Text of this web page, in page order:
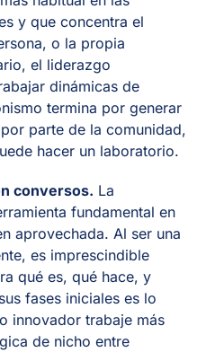
y que concentra el
o la propia
el liderazgo
dinámicas de
termina por generar
parte de la comunidad,
hacer un laboratorio.
conversos. La
fundamental en
aprovechada. Al ser una
es imprescindible
qué es, qué hace, y
fases iniciales es lo
innovador trabaje más
de nicho entre